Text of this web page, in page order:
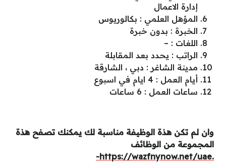
إدارة الاعمال
المؤهل العلمي : بكالوريوس
الخبرة : بدون خبرة
اللغات : –
الراتب : يحدد بعد المقابلة
مدينة الشاغر : دبي ، الشارقة
أيام العمل : 4 ايام في اسبوع
ساعات العمل : 6 ساعات
وان لم تكن هذة الوظيفة مناسبة لك يمكنك تصفح هذة
المجموعة من الوظائف
.https://wazfnynow.net/uae-